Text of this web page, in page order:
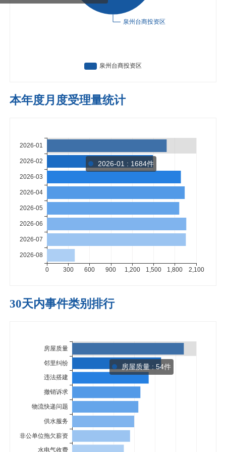
本年度月度受理量统计
2026-01 : 1684件
30天内事件类别排行
房屋质量 : 54件